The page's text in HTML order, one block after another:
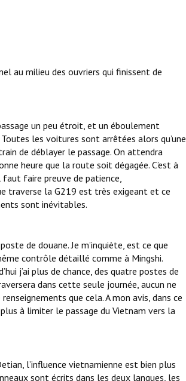
au milieu des ouvriers qui finissent de
un peu étroit, et un éboulement
les voitures sont arrêtées alors qu’une
de déblayer le passage. On attendra
heure que la route soit dégagée. C’est à
faut faire preuve de patience,
traverse la G219 est très exigeant et ce
sont inévitables.
de douane. Je m’inquiète, est ce que
contrôle détaillé comme à Mingshi.
j’ai plus de chance, des quatre postes de
dans cette seule journée, aucun ne
que cela. A mon avis, dans ce
à limiter le passage du Vietnam vers la
l’influence vietnamienne est bien plus
sont écrits dans les deux langues, les